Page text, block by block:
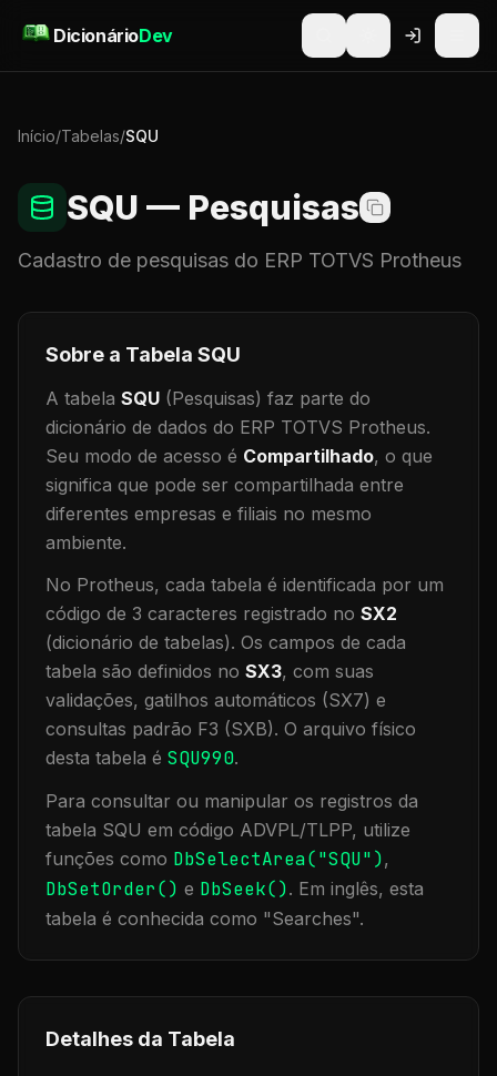
DicionárioDev
Início/Tabelas/SQU
SQU — Pesquisas
Cadastro de pesquisas do ERP TOTVS Protheus
Sobre a Tabela SQU
A tabela SQU (Pesquisas) faz parte do
dicionário de dados do ERP TOTVS Protheus.
Seu modo de acesso é Compartilhado, o que
significa que pode ser compartilhada entre
diferentes empresas e filiais no mesmo
ambiente.
No Protheus, cada tabela é identificada por um
código de 3 caracteres registrado no SX2
(dicionário de tabelas). Os campos de cada
tabela são definidos no SX3, com suas
validações, gatilhos automáticos (SX7) e
consultas padrão F3 (SXB). O arquivo físico
desta tabela é SQU990.
Para consultar ou manipular os registros da
tabela SQU em código ADVPL/TLPP, utilize
funções como DbSelectArea("SQU"),
DbSetOrder() e DbSeek(). Em inglês, esta
tabela é conhecida como "Searches".
Detalhes da Tabela